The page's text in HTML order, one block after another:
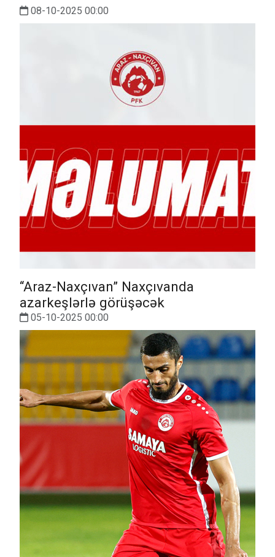
08-10-2025 00:00
“Araz-Naxçıvan” Naxçıvanda
azarkeşlərlə görüşəcək
05-10-2025 00:00